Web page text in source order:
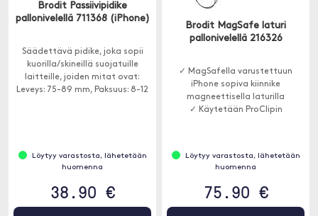
Brodit Passiivipidike
pallonivelellä 711368 (iPhone)
Säädettävä pidike, joka sopii
kuorilla/skineillä suojatuille
laitteille, joiden mitat ovat:
Leveys: 75-89 mm, Paksuus: 8-12
Löytyy varastosta, lähetetään
huomenna
38.90 €
Brodit MagSafe laturi
pallonivelellä 216326
✓ MagSafella varustettuun
iPhone sopiva kiinnike
magneettisella laturilla
✓ Käytetään ProClipin
Löytyy varastosta, lähetetään
huomenna
75.90 €